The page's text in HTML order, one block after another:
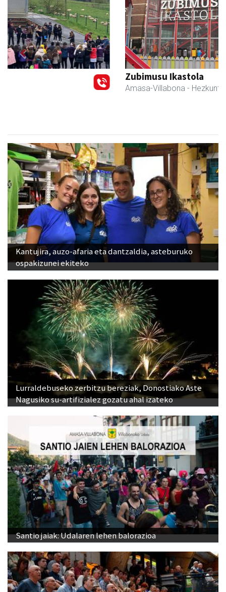
- Hezkuntza
Previous Next
Kantujira, auzo-afaria eta dantzaldia, asteburuko
ospakizunei ekiteko
Lurraldebuseko zerbitzu bereziak, Donostiako Aste
Nagusiko su-artifizialez gozatu ahal izateko
Santio jaiak: Udalaren lehen balorazioa